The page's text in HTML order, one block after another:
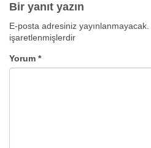
Bir yanıt yazın
E-posta adresiniz yayınlanmayacak.
işaretlenmişlerdir
Yorum *